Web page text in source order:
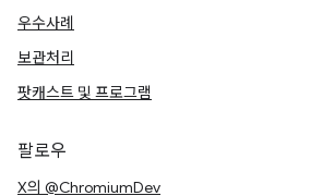
우수사례
보관처리
팟캐스트 및 프로그램
팔로우
X의 @ChromiumDev